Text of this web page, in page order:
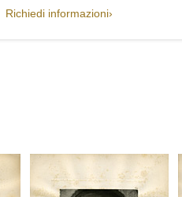
Richiedi informazioni›